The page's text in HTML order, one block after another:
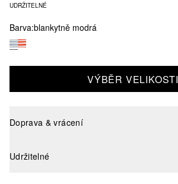
UDRŽITELNÉ
Barva:blankytně modrá
VÝBĚR VELIKOSTI
Doprava & vrácení
Udržitelné